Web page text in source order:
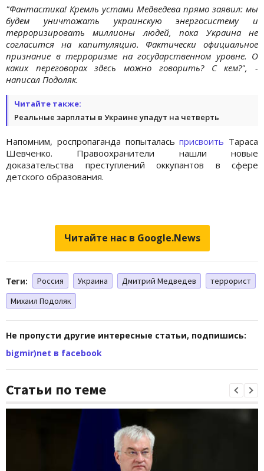
"Фантастика! Кремль устами Медведева прямо заявил: мы
будем уничтожать украинскую энергосистему и
терроризировать миллионы людей, пока Украина не
согласится на капитуляцию. Фактически официальное
признание в терроризме на государственном уровне. О
каких переговорах здесь можно говорить? С кем?", -
написал Подоляк.
Читайте также:
Реальные зарплаты в Украине упадут на четверть
Напомним, роспропаганда попыталасьприсвоить Тараса
Шевченко. Правоохранители нашли новые
доказательства преступлений оккупантов в сфере
детского образования.
Читайте нас в Google.News
Теги: Россия Украина Дмитрий Медведев
террорист
Михаил Подоляк
Не пропусти другие интересные статьи, подпишись:
bigmir)net в facebook
Статьи по теме